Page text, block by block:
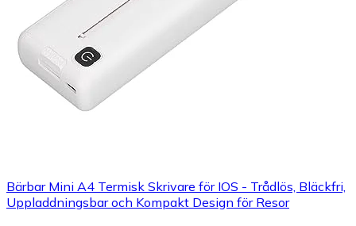
Bärbar Mini A4 Termisk Skrivare för IOS - Trådlös, Bläckfri,
Uppladdningsbar och Kompakt Design för Resor